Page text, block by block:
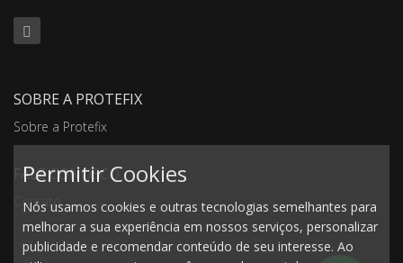
SOBRE A PROTEFIX
Sobre a Protefix
FALE CONOSCO
Contato
Permitir Cookies
Nós usamos cookies e outras tecnologias semelhantes para
melhorar a sua experiência em nossos serviços, personalizar
publicidade e recomendar conteúdo de seu interesse. Ao